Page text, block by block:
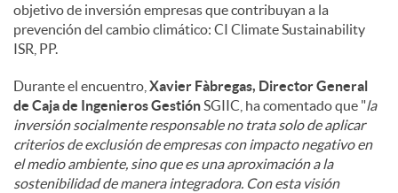
objetivo de inversión empresas que contribuyan a la
prevención del cambio climático: CI Climate Sustainability
ISR, PP.
Durante el encuentro, Xavier Fàbregas, Director General
de Caja de Ingenieros GestiónSGIIC, ha comentado que "la
inversión socialmente responsable no trata solo de aplicar
criterios de exclusión de empresas con impacto negativo en
el medio ambiente, sino que es una aproximación a la
sostenibilidad de manera integradora. Con esta visión